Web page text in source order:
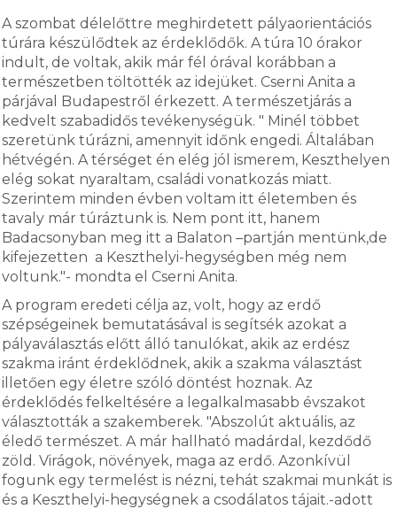
A szombat délelőttre meghirdetett pályaorientációs
túrára készülődtek az érdeklődők. A túra 10 órakor
indult, de voltak, akik már fél órával korábban a
természetben töltötték az idejüket. Cserni Anita a
párjával Budapestről érkezett. A természetjárás a
kedvelt szabadidős tevékenységük. " Minél többet
szeretünk túrázni, amennyit időnk engedi. Általában
hétvégén. A térséget én elég jól ismerem, Keszthelyen
elég sokat nyaraltam, családi vonatkozás miatt.
Szerintem minden évben voltam itt életemben és
tavaly már túráztunk is. Nem pont itt, hanem
Badacsonyban meg itt a Balaton –partján mentünk,de
kifejezetten a Keszthelyi-hegységben még nem
voltunk."- mondta el Cserni Anita.
A program eredeti célja az, volt, hogy az erdő
szépségeinek bemutatásával is segítsék azokat a
pályaválasztás előtt álló tanulókat, akik az erdész
szakma iránt érdeklődnek, akik a szakma választást
illetően egy életre szóló döntést hoznak. Az
érdeklődés felkeltésére a legalkalmasabb évszakot
választották a szakemberek. "Abszolút aktuális, az
éledő természet. A már hallható madárdal, kezdődő
zöld. Virágok, növények, maga az erdő. Azonkívül
fogunk egy termelést is nézni, tehát szakmai munkát is
és a Keszthelyi-hegységnek a csodálatos tájait.-adott